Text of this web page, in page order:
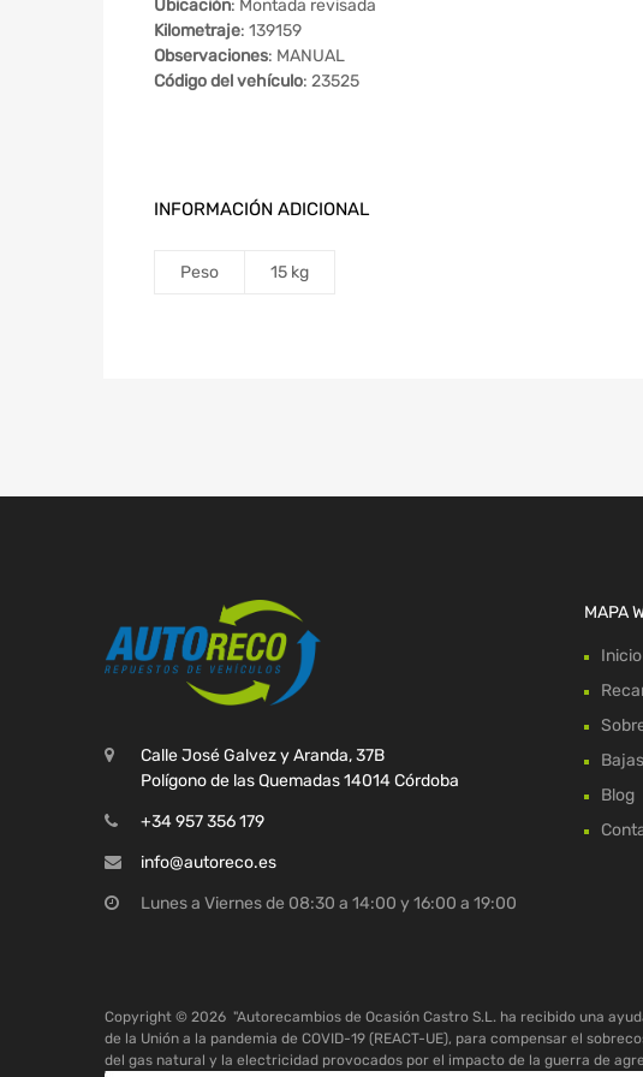
Ubicación: Montada revisada
Kilometraje: 139159
Observaciones: MANUAL
Código del vehículo: 23525
INFORMACIÓN ADICIONAL
Peso 15 kg
Calle José Galvez y Aranda, 37B
Polígono de las Quemadas 14014 Córdoba
+34 957 356 179
info@autoreco.es
Lunes a Viernes de 08:30 a 14:00 y 16:00 a 19:00
MAPA
Inicio
Blog
Copyright © 2026 "Autorecambios de Ocasión Castro S.L. ha recibido una
de la Unión a la pandemia de COVID-19 (REACT-UE), para compensar el
del gas natural y la electricidad provocados por el impacto de la guerra de